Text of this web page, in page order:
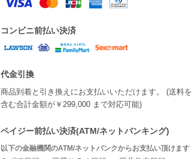
コンビニ前払い決済
代金引換
商品到着と引き換えにお支払いいただけます。 (送料を
含む合計金額が￥299,000 まで対応可能)
ペイジー前払い決済(ATM/ネットバンキング)
以下の金融機関のATM/ネットバンクからお支払い頂けます